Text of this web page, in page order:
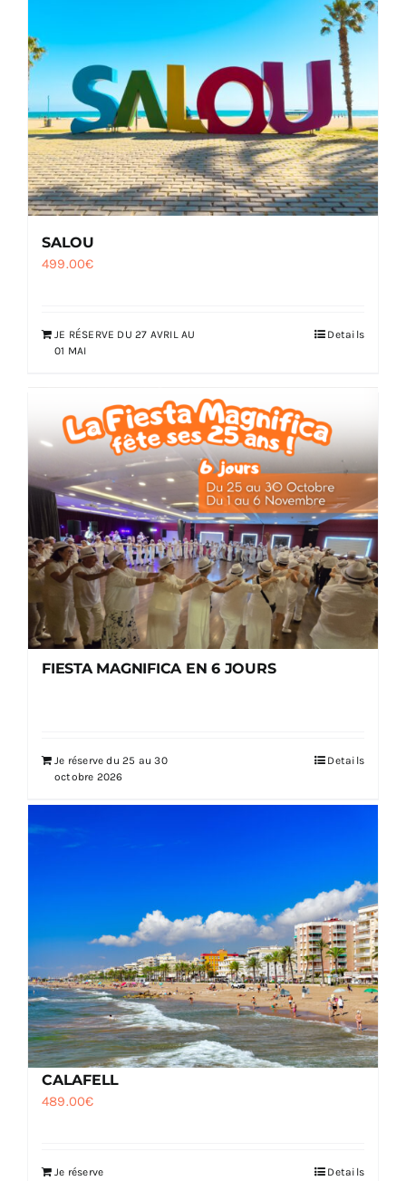
SALOU
499.00€
JE RÉSERVE DU 27 AVRIL AU
01 MAI
Details
FIESTA MAGNIFICA EN 6 JOURS
Je réserve du 25 au 30
octobre 2026
Details
CALAFELL
489.00€
Je réserve Details